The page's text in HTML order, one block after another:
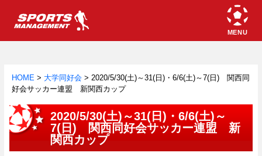
HOME > 大学同好会 >2020/5/30(土)～31(日)・6/6(土)～7(日) 関西同
好会サッカー連盟 新関西カップ
2020/5/30(土)～31(日)・6/6(土)～
7(日) 関西同好会サッカー連盟 新
関西カップ